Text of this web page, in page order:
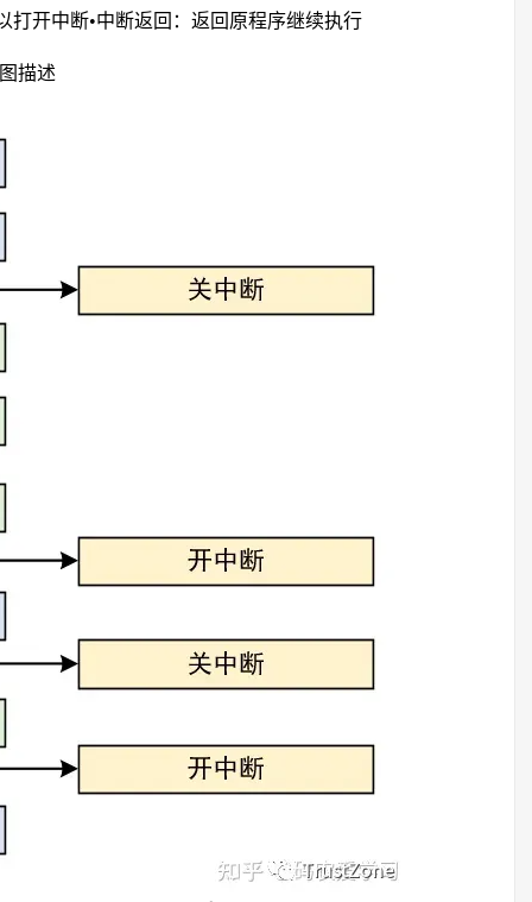
开中断•中断返回：返回原程序继续执行
描述